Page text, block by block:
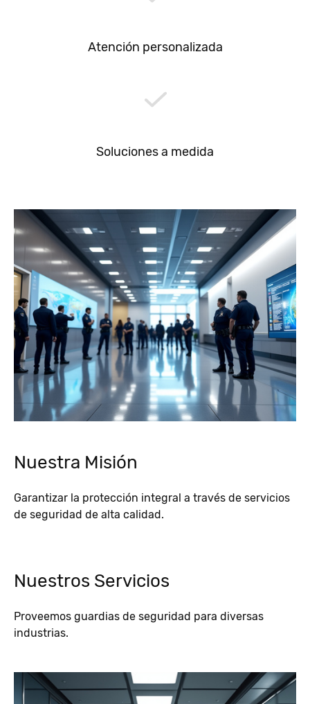
Atención personalizada
Soluciones a medida
Nuestra Misión
Garantizar la protección integral a través de servicios
de seguridad de alta calidad.
Nuestros Servicios
Proveemos guardias de seguridad para diversas
industrias.